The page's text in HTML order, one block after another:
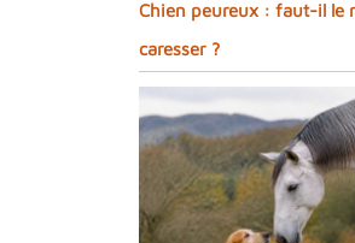
Chien peureux : faut-il le
caresser ?